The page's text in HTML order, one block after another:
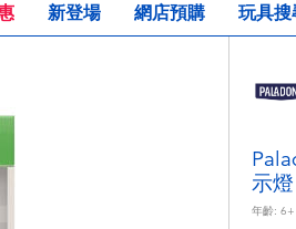
新登場 網店預購 玩具搜
示燈
年齡: 6+